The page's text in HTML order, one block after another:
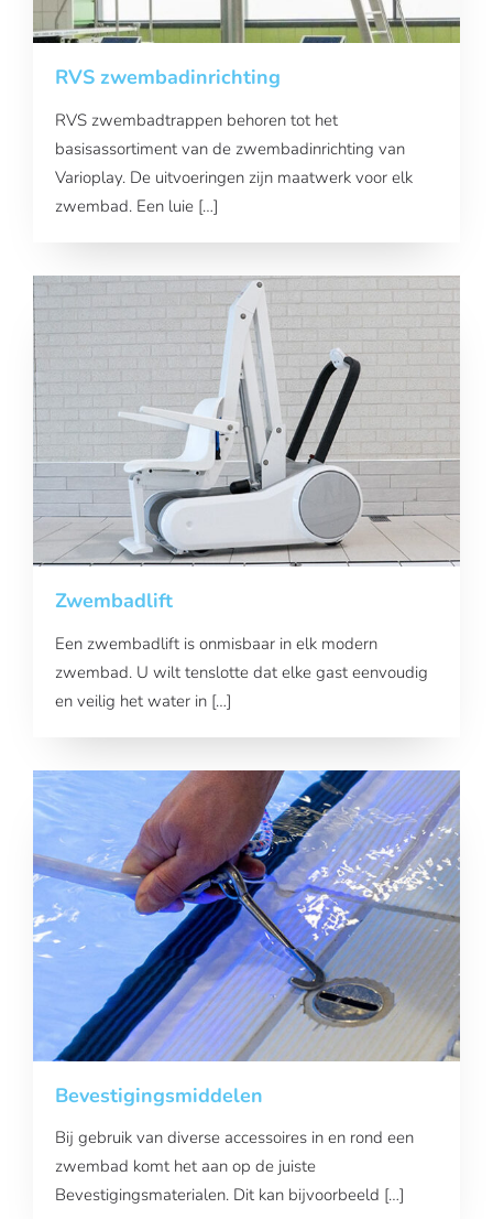
RVS zwembadinrichting
RVS zwembadtrappen behoren tot het
basisassortiment van de zwembadinrichting van
Varioplay. De uitvoeringen zijn maatwerk voor elk
zwembad. Een luie […]
Zwembadlift
Een zwembadlift is onmisbaar in elk modern
zwembad. U wilt tenslotte dat elke gast eenvoudig
en veilig het water in […]
Bevestigingsmiddelen
Bij gebruik van diverse accessoires in en rond een
zwembad komt het aan op de juiste
Bevestigingsmaterialen. Dit kan bijvoorbeeld […]